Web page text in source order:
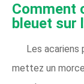
Comment
bleuet sur
Les acariens
mettez un